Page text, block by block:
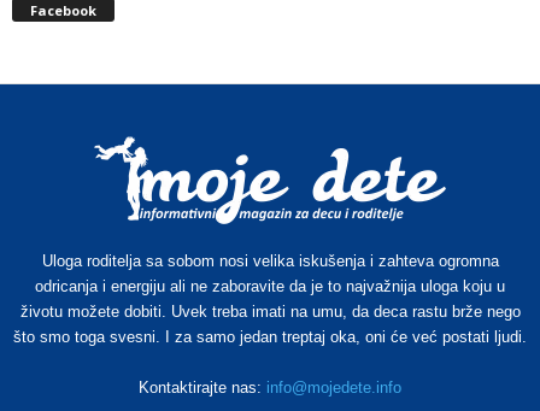
Facebook
Uloga roditelja sa sobom nosi velika iskušenja i zahteva ogromna
odricanja i energiju ali ne zaboravite da je to najvažnija uloga koju u
životu možete dobiti. Uvek treba imati na umu, da deca rastu brže nego
što smo toga svesni. I za samo jedan treptaj oka, oni će već postati ljudi.
Kontaktirajte nas: info@mojedete.info